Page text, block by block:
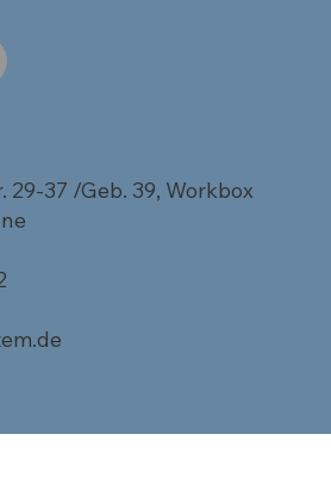
37 /Geb. 39, Workbox